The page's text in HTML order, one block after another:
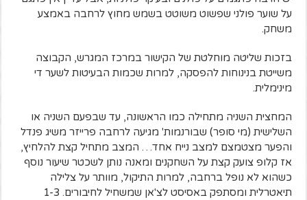
על שוער פולני שפשוט משוטט בשמש מחוץ לרחבה באמצע
משחק.
בזכות שליטה מוחלטת של הקישור במרכז המגרש, הקבוצה
משייטת בנינוחות להפסקה, למרות שכמות הבעיטות לשער די
מינימלית.
המחצית השניה מתחילה כמו הראשונה, עד שבפעם השניה או
השלישית (מי סופר) שבורנמות' מגיעה לרחבה פרייזר משיג פנדל
והפער מצטמצם למצב נייח אחד… המצב מתחיל קצת להלחיץ,
אז קלופ צועק קצת על השחקנים ומאנה נותן לשכטר שיעור נוסף
כשהוא לא נופל ברחבה, למרות התיקול, מוותר על צלילה
תיאטרלית ומסתפק באסיסט לצ'אן שמשחיל לחיבורים. 1-3